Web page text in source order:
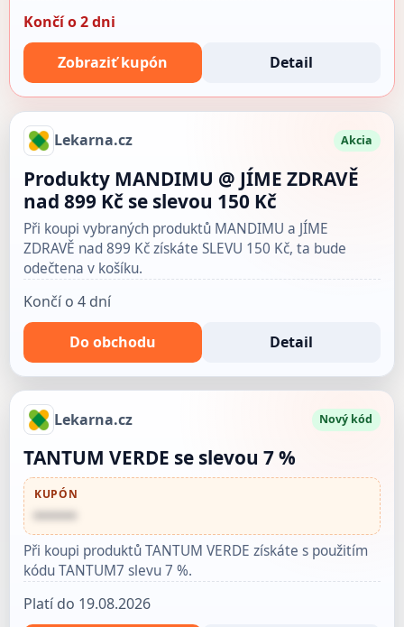
Končí o 2 dni
Zobraziť kupón Detail
Lekarna.cz Akcia
Produkty MANDIMU @ JÍME ZDRAVĚ
nad 899 Kč se slevou 150 Kč
Při koupi vybraných produktů MANDIMU a JÍME
ZDRAVĚ nad 899 Kč získáte SLEVU 150 Kč, ta bude
odečtena v košíku.
Končí o 4 dní
Do obchodu Detail
Lekarna.cz Nový kód
TANTUM VERDE se slevou 7 %
KUPÓN
••••••
Při koupi produktů TANTUM VERDE získáte s použitím
kódu TANTUM7 slevu 7 %.
Platí do 19.08.2026